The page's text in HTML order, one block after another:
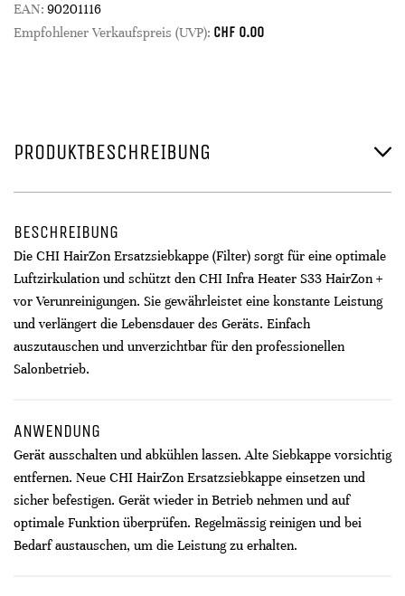
EAN: 90201116
Empfohlener Verkaufspreis (UVP): CHF 0.00
PRODUKTBESCHREIBUNG
BESCHREIBUNG
Die CHI HairZon Ersatzsiebkappe (Filter) sorgt für eine optimale
Luftzirkulation und schützt den CHI Infra Heater S33 HairZon +
vor Verunreinigungen. Sie gewährleistet eine konstante Leistung
und verlängert die Lebensdauer des Geräts. Einfach
auszutauschen und unverzichtbar für den professionellen
Salonbetrieb.
ANWENDUNG
Gerät ausschalten und abkühlen lassen. Alte Siebkappe vorsichtig
entfernen. Neue CHI HairZon Ersatzsiebkappe einsetzen und
sicher befestigen. Gerät wieder in Betrieb nehmen und auf
optimale Funktion überprüfen. Regelmässig reinigen und bei
Bedarf austauschen, um die Leistung zu erhalten.